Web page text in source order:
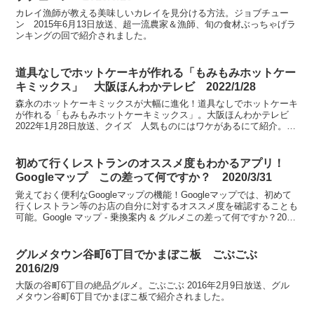
カレイ漁師が教える美味しいカレイを見分ける方法。ジョブチュー
ン 2015年6月13日放送、超一流農家＆漁師、旬の食材ぶっちゃげラ
ンキングの回で紹介されました。
道具なしでホットケーキが作れる「もみもみホットケー
キミックス」 大阪ほんわかテレビ 2022/1/28
森永のホットケーキミックスが大幅に進化！道具なしでホットケーキ
が作れる「もみもみホットケーキミックス」。大阪ほんわかテレビ
2022年1月28日放送、クイズ 人気ものにはワケがあるにて紹介。も
初めて行くレストランのオススメ度もわかるアプリ！
Googleマップ この差って何ですか？ 2020/3/31
覚えておく便利なGoogleマップの機能！Googleマップでは、初めて
行くレストラン等のお店の自分に対するオススメ度を確認することも
可能。Google マップ - 乗換案内 & グルメこの差って何ですか？2020
グルメタウン谷町6丁目でかまぼこ板 ごぶごぶ
2016/2/9
大阪の谷町6丁目の絶品グルメ。ごぶごぶ 2016年2月9日放送、グル
メタウン谷町6丁目でかまぼこ板で紹介されました。